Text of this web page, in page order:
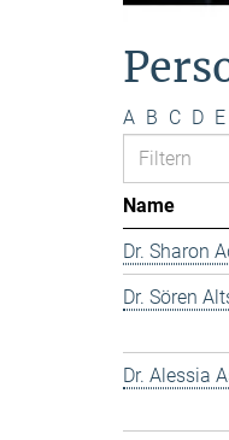
A B C D E
Name
Dr. Sharon
Dr. Sören
Dr. Alessia